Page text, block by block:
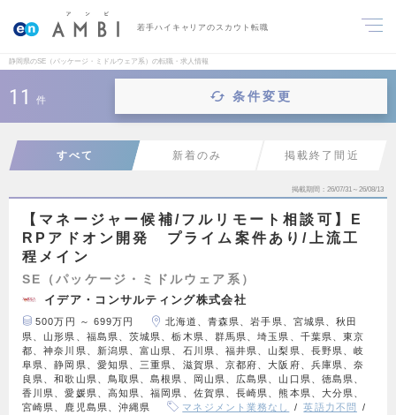
若手ハイキャリアのスカウト転職
静岡県のSE（パッケージ・ミドルウェア系）の転職・求人情報
11 件 条件変更
すべて 新着のみ 掲載終了間近
掲載期間 26/07/31～26/08/13
【マネージャー候補/フルリモート相談可】E
RPアドオン開発 プライム案件あり/上流工
程メイン
SE（パッケージ・ミドルウェア系）
イデア・コンサルティング株式会社
500万円 ～ 699万円
北海道、青森県、岩手県、宮城県、秋田
県、山形県、福島県、茨城県、栃木県、群馬県、埼玉県、千葉県、東京
都、神奈川県、新潟県、富山県、石川県、福井県、山梨県、長野県、岐
阜県、静岡県、愛知県、三重県、滋賀県、京都府、大阪府、兵庫県、奈
良県、和歌山県、鳥取県、島根県、岡山県、広島県、山口県、徳島県、
香川県、愛媛県、高知県、福岡県、佐賀県、長崎県、熊本県、大分県、
宮崎県、鹿児島県、沖縄県
マネジメント業務なし
英語力不問